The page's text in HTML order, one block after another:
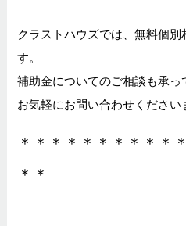
クラストハウズでは、無料個別
す。
補助金についてのご相談も承っ
お気軽にお問い合わせください
＊＊＊＊＊＊＊＊＊＊
＊＊